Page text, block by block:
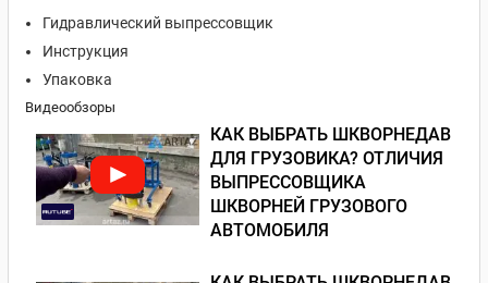
Гидравлический выпрессовщик
Инструкция
Упаковка
Видеообзоры
КАК ВЫБРАТЬ ШКВОРНЕДАВ
ДЛЯ ГРУЗОВИКА? ОТЛИЧИЯ
ВЫПРЕССОВЩИКА
ШКВОРНЕЙ ГРУЗОВОГО
АВТОМОБИЛЯ